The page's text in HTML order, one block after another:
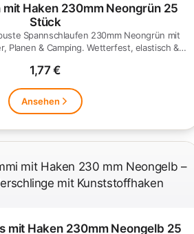
Haken 230mm Neongrün 25
Stück
Spannschlaufen 230mm Neongrün mit
Planen & Camping. Wetterfest, elastisch &…
1,77 €
Ansehen
mit Haken 230mm Neongelb 25